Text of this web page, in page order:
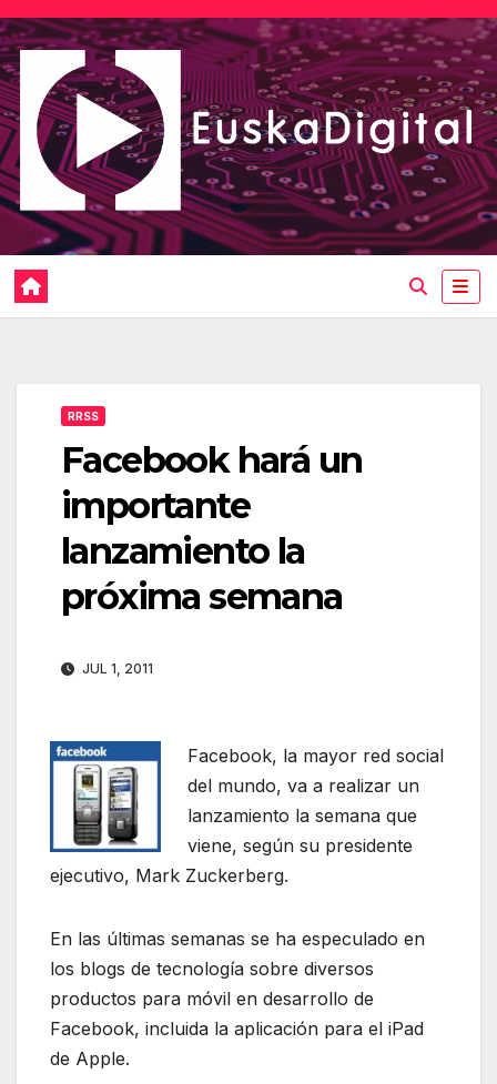
Saltar
al
contenido
RRSS
Facebook hará un
importante
lanzamiento la
próxima semana
JUL 1, 2011
Facebook, la mayor red social
del mundo, va a realizar un
lanzamiento la semana que
viene, según su presidente
ejecutivo, Mark Zuckerberg.
En las últimas semanas se ha especulado en
los blogs de tecnología sobre diversos
productos para móvil en desarrollo de
Facebook, incluida la aplicación para el iPad
de Apple.